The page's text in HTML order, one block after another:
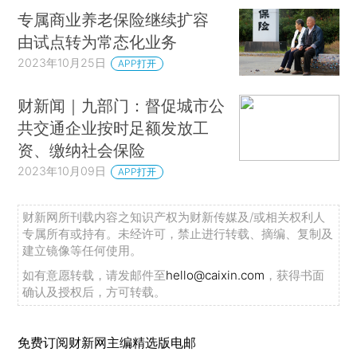
专属商业养老保险继续扩容
由试点转为常态化业务
2023年10月25日 APP打开
财新闻｜九部门：督促城市公
共交通企业按时足额发放工
资、缴纳社会保险
2023年10月09日 APP打开
财新网所刊载内容之知识产权为财新传媒及/或相关权利人
专属所有或持有。未经许可，禁止进行转载、摘编、复制及
建立镜像等任何使用。
如有意愿转载，请发邮件至hello@caixin.com ，获得书面
确认及授权后，方可转载。
免费订阅财新网主编精选版电邮